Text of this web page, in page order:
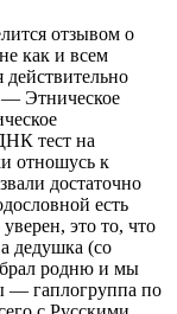
отзывом о
как и всем
— Этническое
тест на
отношусь к
достаточно
есть
это то, что
дедушка (со
родню и мы
— гаплогруппа по